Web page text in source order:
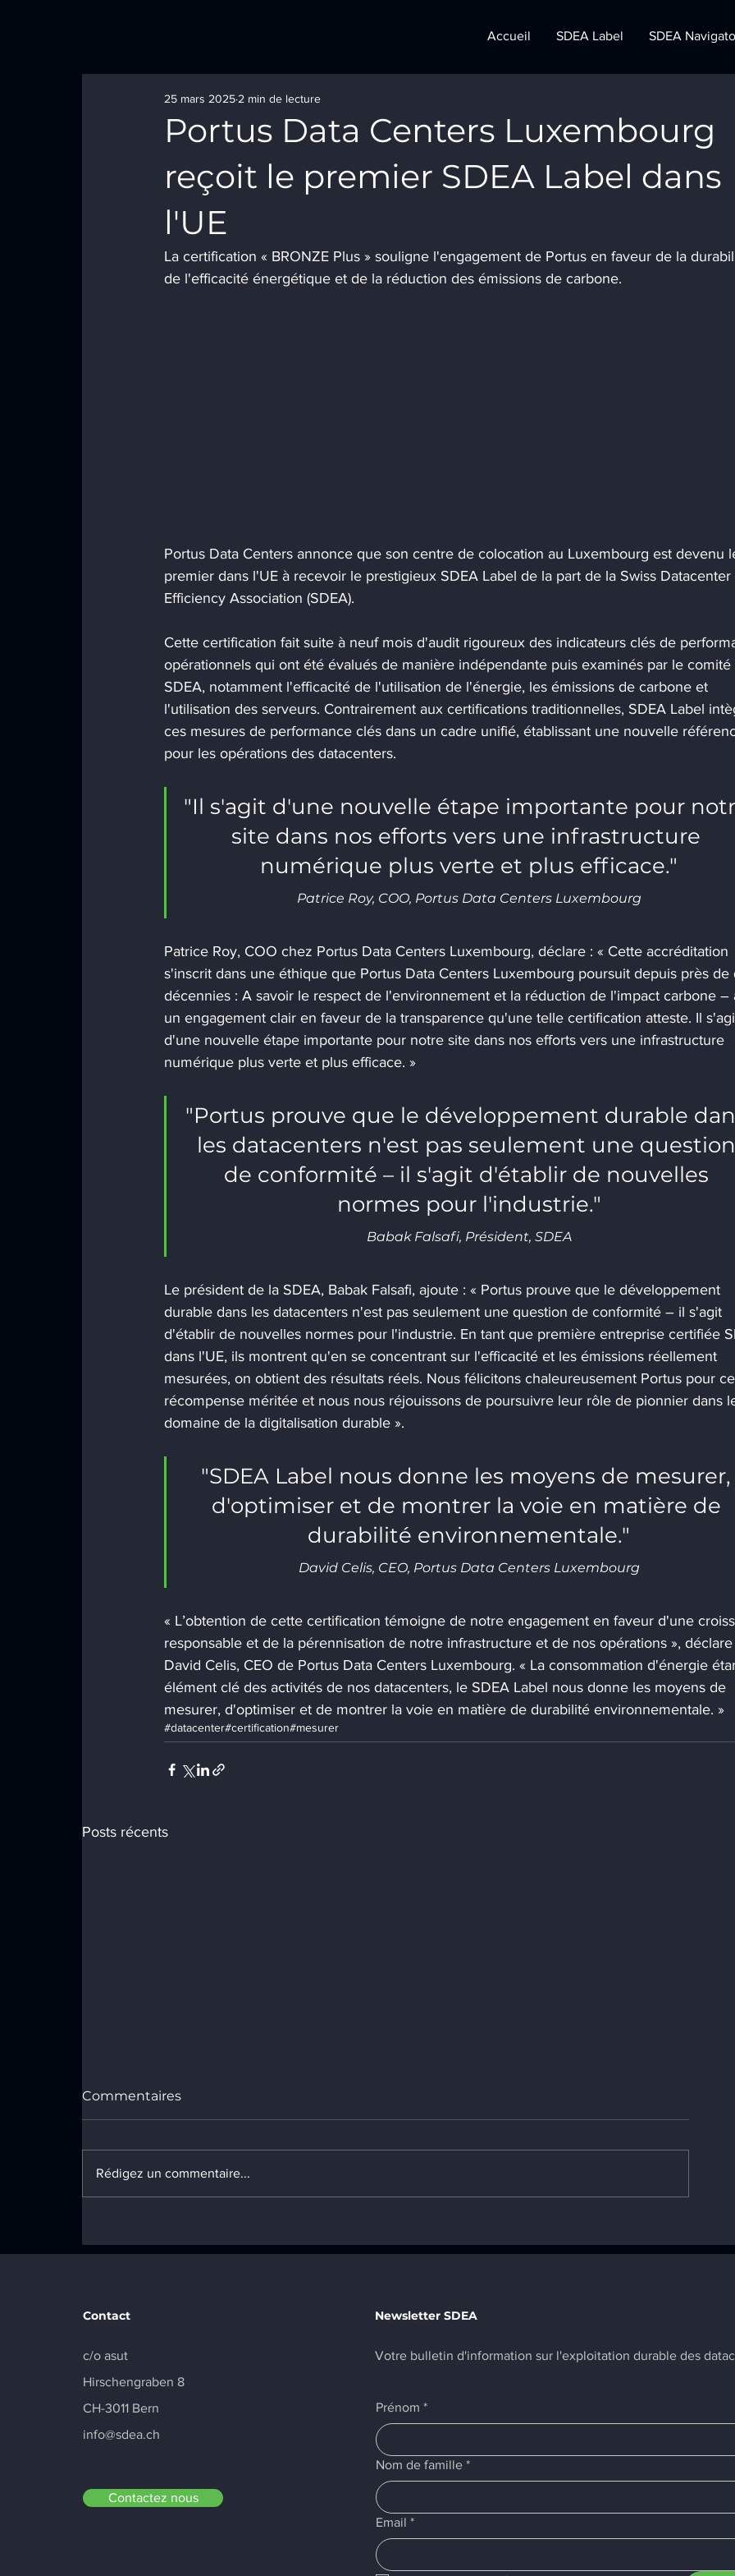
Accueil SDEA Label SDEA
Portus Data Centers Luxembourg
reçoit le premier SDEA Label dans
l'UE
25 mars 2025 2 min de lecture
La certification « BRONZE Plus » souligne l'engagement de Portus en faveur de la
de l'efficacité énergétique et de la réduction des émissions de carbone.
Portus Data Centers annonce que son centre de colocation au Luxembourg est devenu
premier dans l'UE à recevoir le prestigieux SDEA Label de la part de la Swiss Datacenter
Efficiency Association (SDEA).
Cette certification fait suite à neuf mois d'audit rigoureux des indicateurs clés de
opérationnels qui ont été évalués de manière indépendante puis examinés par le comité
SDEA, notamment l'efficacité de l'utilisation de l'énergie, les émissions de carbone et
l'utilisation des serveurs. Contrairement aux certifications traditionnelles, SDEA Label
ces mesures de performance clés dans un cadre unifié, établissant une nouvelle
pour les opérations des datacenters.
"Il s'agit d'une nouvelle étape importante pour
site dans nos efforts vers une infrastructure
numérique plus verte et plus efficace."
Patrice Roy, COO, Portus Data Centers Luxembourg
Patrice Roy, COO chez Portus Data Centers Luxembourg, déclare : « Cette accréditation
s'inscrit dans une éthique que Portus Data Centers Luxembourg poursuit depuis près de
décennies : A savoir le respect de l'environnement et la réduction de l'impact carbone –
un engagement clair en faveur de la transparence qu'une telle certification atteste. Il
d'une nouvelle étape importante pour notre site dans nos efforts vers une infrastructure
numérique plus verte et plus efficace. »
"Portus prouve que le développement durable
les datacenters n'est pas seulement une question
de conformité – il s'agit d'établir de nouvelles
normes pour l'industrie."
Babak Falsafi, Président, SDEA
Le président de la SDEA, Babak Falsafi, ajoute : « Portus prouve que le développement
durable dans les datacenters n'est pas seulement une question de conformité – il s'agit
d'établir de nouvelles normes pour l'industrie. En tant que première entreprise certifiée
dans l'UE, ils montrent qu'en se concentrant sur l'efficacité et les émissions réellement
mesurées, on obtient des résultats réels. Nous félicitons chaleureusement Portus pour
récompense méritée et nous nous réjouissons de poursuivre leur rôle de pionnier dans
domaine de la digitalisation durable ».
"SDEA Label nous donne les moyens de mesurer,
d'optimiser et de montrer la voie en matière de
durabilité environnementale."
David Celis, CEO, Portus Data Centers Luxembourg
« L’obtention de cette certification témoigne de notre engagement en faveur d'une
responsable et de la pérennisation de notre infrastructure et de nos opérations », déclare
David Celis, CEO de Portus Data Centers Luxembourg. « La consommation d'énergie
élément clé des activités de nos datacenters, le SDEA Label nous donne les moyens de
mesurer, d'optimiser et de montrer la voie en matière de durabilité environnementale. »
#datacenter#certification#mesurer
Posts récents
certification complète du
important en obtenant le
Swisscom à
Commentaires
Rédigez un commentaire...
Contact
c/o asut
Hirschengraben 8
CH-3011 Bern
info@sdea.ch
Contactez nous
Newsletter SDEA
Votre bulletin d'information sur l'exploitation durable des
Prénom *
Nom de famille *
Email *